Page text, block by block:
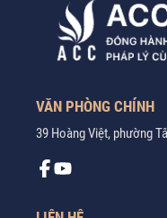
VĂN PHÒNG CHÍNH
39 Hoàng Việt, phường